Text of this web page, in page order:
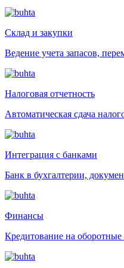
Склад и закупки
Ведение учета запасов,
Налоговая отчетность
Автоматическая сдача
Интеграция с банками
Банк в бухгалтерии,
Финансы
Кредитование на оборотные